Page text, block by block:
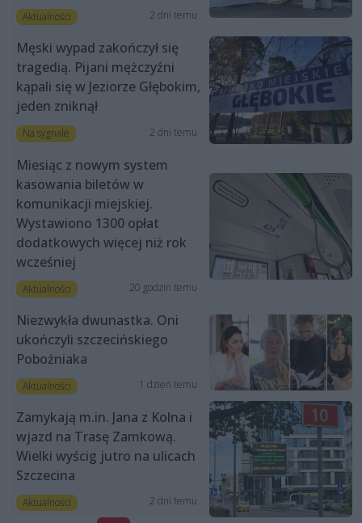
Aktualności 2 dni temu
Męski wypad zakończył się
tragedią. Pijani mężczyźni
kąpali się w Jeziorze Głębokim,
jeden zniknął
Na sygnale 2 dni temu
Miesiąc z nowym system
kasowania biletów w
komunikacji miejskiej.
Wystawiono 1300 opłat
dodatkowych więcej niż rok
wcześniej
Aktualności 20 godzin temu
Niezwykła dwunastka. Oni
ukończyli szczecińskiego
Pobożniaka
Aktualności 1 dzień temu
Zamykają m.in. Jana z Kolna i
wjazd na Trasę Zamkową.
Wielki wyścig jutro na ulicach
Szczecina
Aktualności 2 dni temu